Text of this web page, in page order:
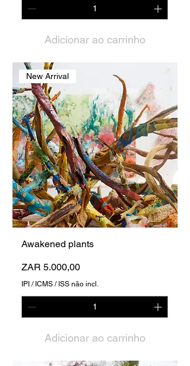
Adicionar ao carrinho
New Arrival
Awakened plants
Preço
ZAR 5.000,00
IPI / ICMS / ISS não incl.
Adicionar ao carrinho